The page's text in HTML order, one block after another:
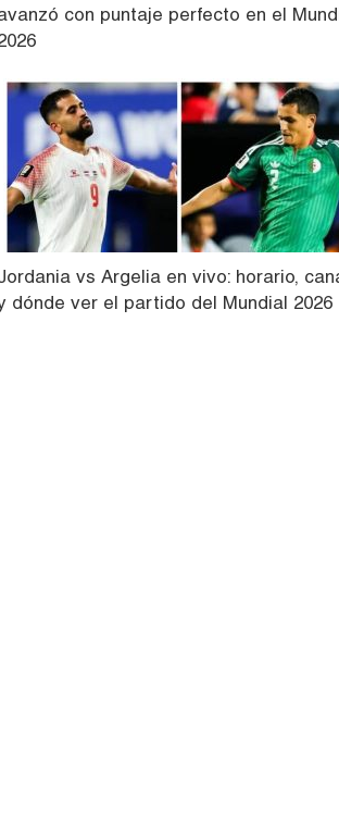
con puntaje perfecto en el
vs Argelia en vivo: horario,
dónde ver el partido del Mundial 2026